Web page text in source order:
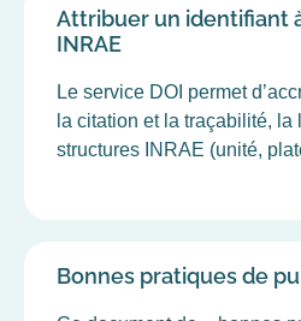
Attribuer un identifiant
INRAE
Le service DOI permet
la citation et la traçabilité,
structures INRAE (unité,
Bonnes pratiques de